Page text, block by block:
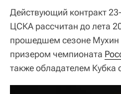
Действующий контракт
ЦСКА рассчитан до лета
прошедшем сезоне Мухин
призером чемпионата
также обладателем Кубка